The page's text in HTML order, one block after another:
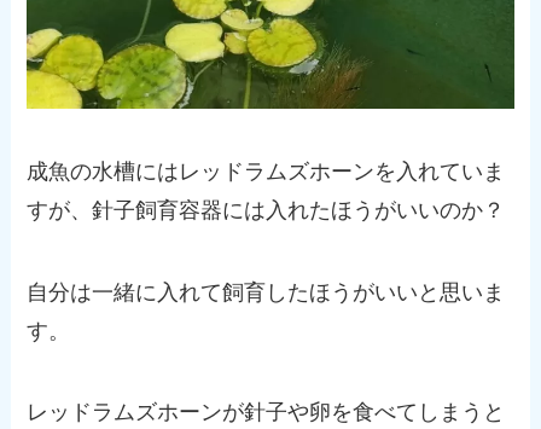
成魚の水槽にはレッドラムズホーンを入れていま
すが、針子飼育容器には入れたほうがいいのか？
自分は一緒に入れて飼育したほうがいいと思いま
す。
レッドラムズホーンが針子や卵を食べてしまうと